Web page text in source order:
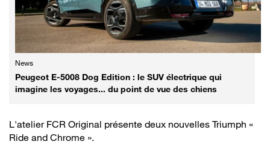
News
Peugeot E-5008 Dog Edition : le SUV électrique qui
imagine les voyages... du point de vue des chiens
L'atelier FCR Original présente deux nouvelles Triumph «
Ride and Chrome ».